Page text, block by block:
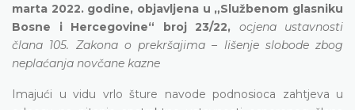
marta 2022. godine, objavljena u „Službenom glasniku
Bosne i Hercegovine“ broj 23/22, ocjena ustavnosti
člana 105. Zakona o prekršajima – lišenje slobode zbog
neplaćanja novčane kazne
Imajući u vidu vrlo šture navode podnosioca zahtjeva u